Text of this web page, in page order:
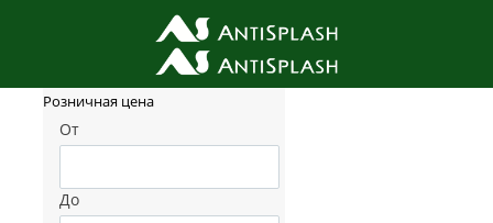
Фильтр товаров
Розничная цена
От
До